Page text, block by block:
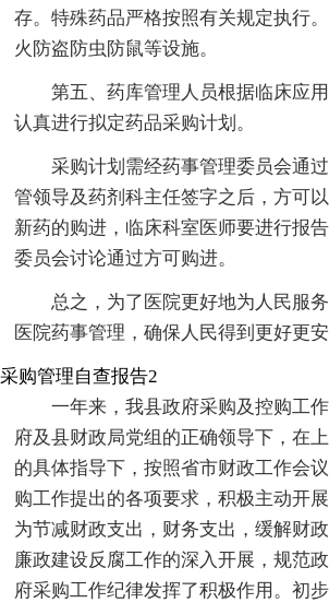
存。特殊药品严格按照有关规定执行
火防盗防虫防鼠等设施。
第五、药库管理人员根据临床应
认真进行拟定药品采购计划。
采购计划需经药事管理委员会通
管领导及药剂科主任签字之后，方可
新药的购进，临床科室医师要进行报
委员会讨论通过方可购进。
总之，为了医院更好地为人民服
医院药事管理，确保人民得到更好更
采购管理自查报告2
一年来，我县政府采购及控购工
府及县财政局党组的正确领导下，在
的具体指导下，按照省市财政工作会
购工作提出的各项要求，积极主动开
为节减财政支出，财务支出，缓解财
廉政建设反腐工作的深入开展，规范
府采购工作纪律发挥了积极作用。初